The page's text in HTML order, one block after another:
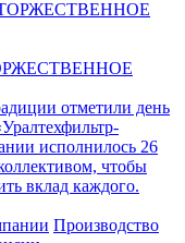
отметили день
исполнилось 26
чтобы
вклад каждого.
Производство